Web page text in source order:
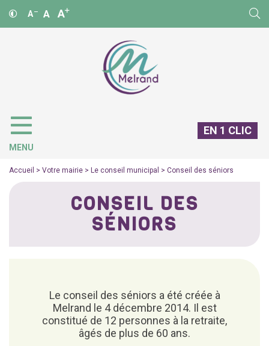
A A A
MENU
EN 1 CLIC
Accueil > Votre mairie > Le conseil municipal > Conseil des séniors
CONSEIL DES
SÉNIORS
Le conseil des séniors a été créée à
Melrand le 4 décembre 2014. Il est
constitué de 12 personnes à la retraite,
âgés de plus de 60 ans.